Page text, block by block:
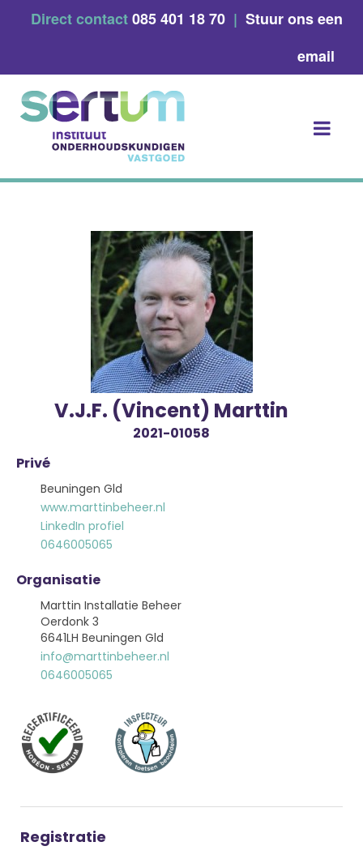
Direct contact085 401 18 70 | Stuur ons een
email
V.J.F. (Vincent) Marttin
2021-01058
Privé
Beuningen Gld
www.marttinbeheer.nl
LinkedIn profiel
0646005065
Organisatie
Marttin Installatie Beheer
Oerdonk 3
6641LH Beuningen Gld
info@marttinbeheer.nl
0646005065
Registratie